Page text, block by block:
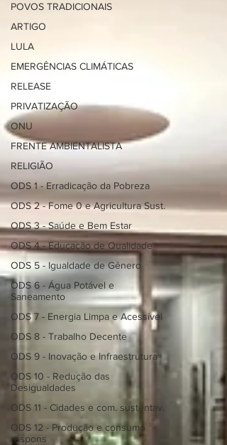
POVOS TRADICIONAIS
ARTIGO
LULA
EMERGÊNCIAS CLIMÁTICAS
RELEASE
PRIVATIZAÇÃO
ONU
FRENTE AMBIENTALISTA
RELIGIÃO
ODS 1 - Erradicação da Pobreza
ODS 2 - Fome 0 e Agricultura Sust.
ODS 3 - Saúde e Bem Estar
ODS 4 - Educação de Qualidade
ODS 5 - Igualdade de Gênero
ODS 6 - Água Potável e
Saneamento
ODS 7 - Energia Limpa e Acessível
ODS 8 - Trabalho Decente
ODS 9 - Inovação e Infraestrutura
ODS 10 - Redução das
Desigualdades
ODS 11 - Cidades e com. sustentav.
ODS 12 - Produção e consumo
respons